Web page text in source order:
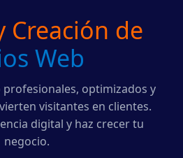
Creación de
Web
profesionales, optimizados y
visitantes en clientes.
digital y haz crecer tu
negocio.